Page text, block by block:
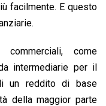
facilmente. E questo
come
intermediarie per il
un reddito di base
della maggior parte